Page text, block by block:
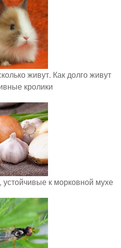
живут. Как долго живут
кролики
к морковной мухе